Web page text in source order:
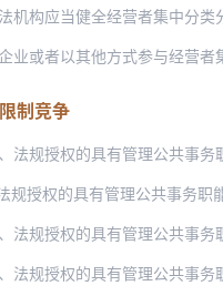
机构应当健全经营者集中分类
或者以其他方式参与经营者集中
制竞争
规授权的具有管理公共事务职能
的具有管理公共事务职能的组织不
法规授权的具有管理公共事
授权的具有管理公共事务职能的组织